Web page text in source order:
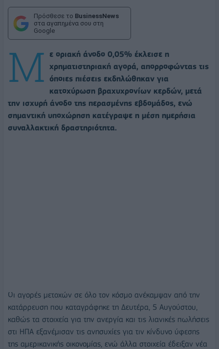
Πρόσθεσε το BusinessNews
στα αγαπημένα σου στη
Google
Μ
ε οριακή άνοδο 0,05% έκλεισε η
χρηματιστηριακή αγορά, απορροφώντας τις
όποιες πιέσεις εκδηλώθηκαν για
κατοχύρωση βραχυχρονίων κερδών, μετά
την ισχυρή άνοδο της περασμένης εβδομάδος, ενώ
σημαντική υποχώρηση κατέγραψε η μέση ημερήσια
συναλλακτική δραστηριότητα.
Οι αγορές μετοχών σε όλο τον κόσμο ανέκαμψαν από την
κατάρρευση που καταγράφηκε τη Δευτέρα, 5 Αυγούστου,
καθώς τα στοιχεία για την ανεργία και τις λιανικές πωλήσεις
στι ΗΠΑ εξανέμισαν τις ανησυχίες για τιν κίνδυνο ύφεσης
της αμερικανικής οικονομίας, ενώ άλλα στοιχεία έδειξαν νέα